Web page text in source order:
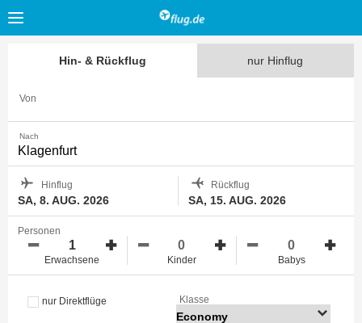
Hin- & Rückflug nur Hinflug
Von
Nach
Hinflug
SA, 8. AUG. 2026
Rückflug
SA, 15. AUG. 2026
Personen
Erwachsene Kinder Babys
nur Direktflüge Klasse